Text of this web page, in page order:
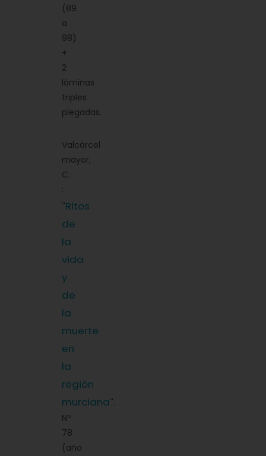
(89
a
98)
+
2
láminas
triples
plegadas.
Valcárcel
mayor,
C.
:
''Ritos
de
la
vida
y
de
la
muerte
en
la
región
murciana''.
Nº
78
(año